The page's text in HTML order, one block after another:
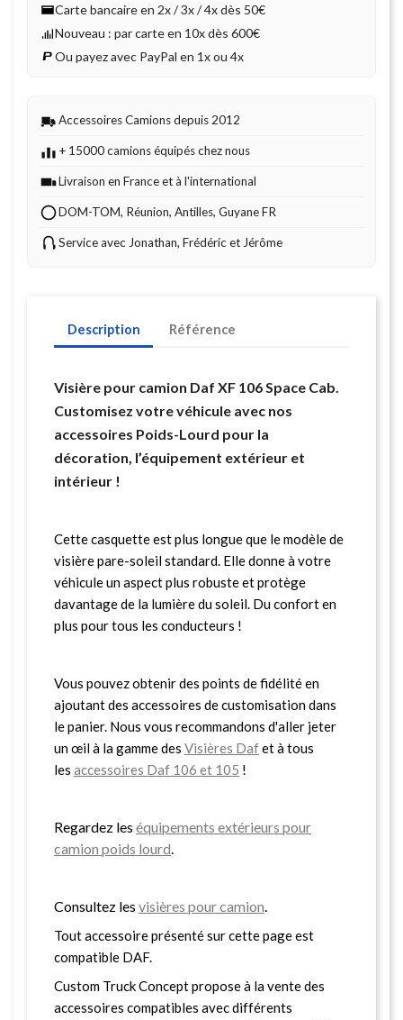
Carte bancaire en 2x / 3x / 4x dès 50€
Nouveau : par carte en 10x dès 600€
Ou payez avec PayPal en 1x ou 4x
Accessoires Camions depuis 2012
+ 15000 camions équipés chez nous
Livraison en France et à l'international
DOM-TOM, Réunion, Antilles, Guyane FR
Service avec Jonathan, Frédéric et Jérôme
Description Référence
Visière pour camion Daf XF 106 Space Cab.
Customisez votre véhicule avec nos
accessoires Poids-Lourd pour la
décoration, l’équipement extérieur et
intérieur !
Cette casquette est plus longue que le modèle de
visière pare-soleil standard. Elle donne à votre
véhicule un aspect plus robuste et protège
davantage de la lumière du soleil. Du confort en
plus pour tous les conducteurs !
Vous pouvez obtenir des points de fidélité en
ajoutant des accessoires de customisation dans
le panier. Nous vous recommandons d'aller jeter
un œil à la gamme des Visières Dafet à tous
les accessoires Daf 106 et 105 !
Regardez les équipements extérieurs pour
camion poids lourd.
Consultez les visières pour camion.
Tout accessoire présenté sur cette page est
compatible DAF.
Custom Truck Concept propose à la vente des
accessoires compatibles avec différents